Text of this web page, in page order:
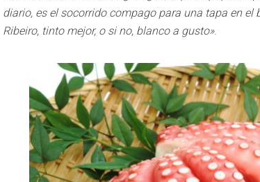
diario, es el socorrido compago para una tapa en el
Ribeiro, tinto mejor, o si no, blanco a gusto».